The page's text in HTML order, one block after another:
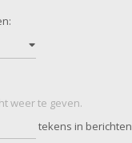
weer te geven.
tekens in berichten